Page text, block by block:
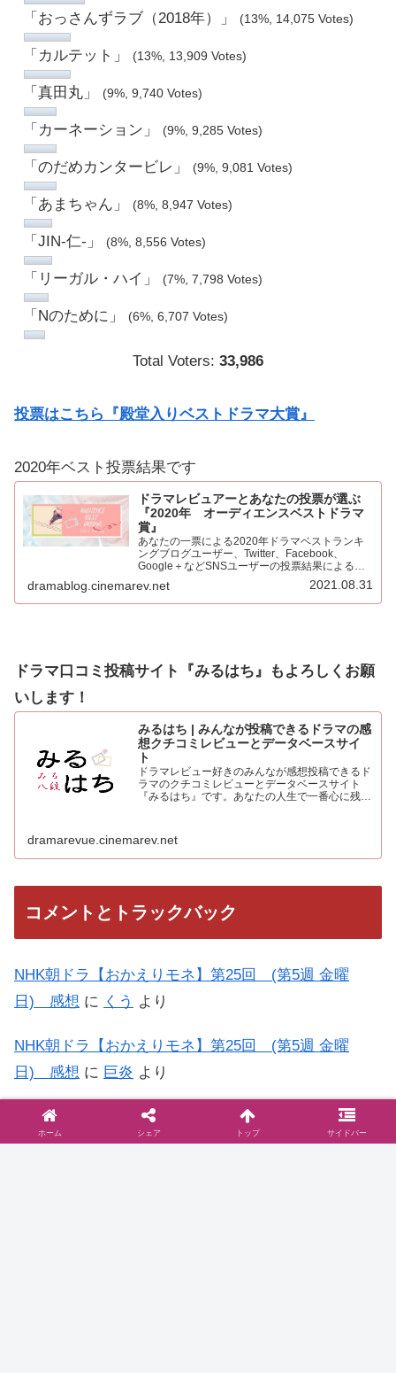
「おっさんずラブ（2018年）」 (13%, 14,075 Votes)
「カルテット」 (13%, 13,909 Votes)
「真田丸」 (9%, 9,740 Votes)
「カーネーション」 (9%, 9,285 Votes)
「のだめカンタービレ」 (9%, 9,081 Votes)
「あまちゃん」 (8%, 8,947 Votes)
「JIN-仁-」 (8%, 8,556 Votes)
「リーガル・ハイ」 (7%, 7,798 Votes)
「Nのために」 (6%, 6,707 Votes)
Total Voters: 33,986
投票はこちら『殿堂入りベストドラマ大賞』
2020年ベスト投票結果です
ドラマレビュアーとあなたの投票が選ぶ
『2020年 オーディエンスベストドラマ
賞』
あなたの一票による2020年ドラマベストランキ
ングブログユーザー、Twitter、Facebook、
Google＋などSNSユーザーの投票結果による
2020年ベストドラマ。445票もの投票をいただき
心より感謝申し上げます！！集計の結果を発表…
dramablog.cinemarev.net 2021.08.31
ドラマ口コミ投稿サイト『みるはち』もよろしくお願
いします！
みるはち | みんなが投稿できるドラマの感
想クチコミレビューとデータベースサイ
ト
ドラマレビュー好きのみんなが感想投稿できるド
ラマのクチコミレビューとデータベースサイト
『みるはち』です。あなたの人生で一番心に残っ
dramarevue.cinemarev.net
コメントとトラックバック
NHK朝ドラ【おかえりモネ】第25回 (第5週 金曜
日) 感想 に くう より
NHK朝ドラ【おかえりモネ】第25回 (第5週 金曜
日) 感想 に 巨炎 より
NHK朝ドラ【おかえりモネ】第15回 (第3週 金曜
日) 感想にもう…何がなんだか日記より
ホーム シェア トップ サイドバー